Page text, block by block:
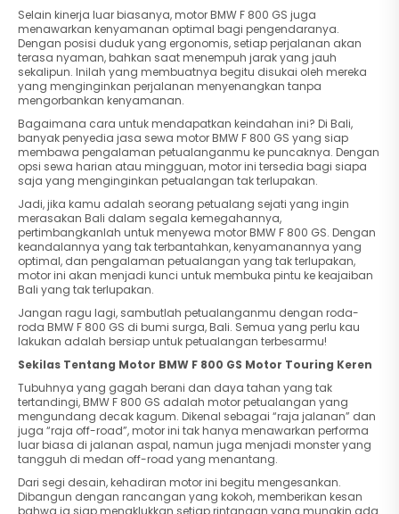
Selain kinerja luar biasanya, motor BMW F 800 GS juga
menawarkan kenyamanan optimal bagi pengendaranya.
Dengan posisi duduk yang ergonomis, setiap perjalanan akan
terasa nyaman, bahkan saat menempuh jarak yang jauh
sekalipun. Inilah yang membuatnya begitu disukai oleh mereka
yang menginginkan perjalanan menyenangkan tanpa
mengorbankan kenyamanan.
Bagaimana cara untuk mendapatkan keindahan ini? Di Bali,
banyak penyedia jasa sewa motor BMW F 800 GS yang siap
membawa pengalaman petualanganmu ke puncaknya. Dengan
opsi sewa harian atau mingguan, motor ini tersedia bagi siapa
saja yang menginginkan petualangan tak terlupakan.
Jadi, jika kamu adalah seorang petualang sejati yang ingin
merasakan Bali dalam segala kemegahannya,
pertimbangkanlah untuk menyewa motor BMW F 800 GS. Dengan
keandalannya yang tak terbantahkan, kenyamanannya yang
optimal, dan pengalaman petualangan yang tak terlupakan,
motor ini akan menjadi kunci untuk membuka pintu ke keajaiban
Bali yang tak terlupakan.
Jangan ragu lagi, sambutlah petualanganmu dengan roda-
roda BMW F 800 GS di bumi surga, Bali. Semua yang perlu kau
lakukan adalah bersiap untuk petualangan terbesarmu!
Sekilas Tentang Motor BMW F 800 GS Motor Touring Keren
Tubuhnya yang gagah berani dan daya tahan yang tak
tertandingi, BMW F 800 GS adalah motor petualangan yang
mengundang decak kagum. Dikenal sebagai “raja jalanan” dan
juga “raja off-road”, motor ini tak hanya menawarkan performa
luar biasa di jalanan aspal, namun juga menjadi monster yang
tangguh di medan off-road yang menantang.
Dari segi desain, kehadiran motor ini begitu mengesankan.
Dibangun dengan rancangan yang kokoh, memberikan kesan
bahwa ia siap menaklukkan setiap rintangan yang mungkin ada